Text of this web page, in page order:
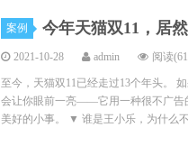
案例 今年天猫双11，居
2021-10-28 admin 阅读
至今，天猫双11已经走过13个年头。
会让你眼前一亮——它用一种很不广告
美好的小事。 ▼ 谁是王小乐，为什么